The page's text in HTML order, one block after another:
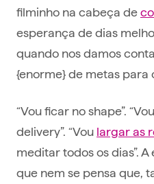
filminho na cabeça de
esperança de dias
quando nos damos
{enorme} de metas para
“Vou ficar no shape”.
delivery”. “Vou largar as
meditar todos os dias”.
que nem se pensa que,